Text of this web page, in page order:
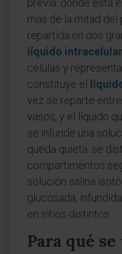
previa: dónde está
más de la mitad del
repartida en dos
líquido intracelular
células y
constituye el
vez se reparte
vasos, y el líquido
se infunde una
queda quieta: se
compartimentos
solución salina
glucosada,
en sitios distintos.
Para qué